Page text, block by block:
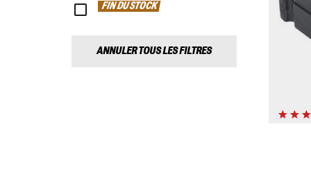
FIN DU STOCK
ANNULER TOUS LES FILTRES